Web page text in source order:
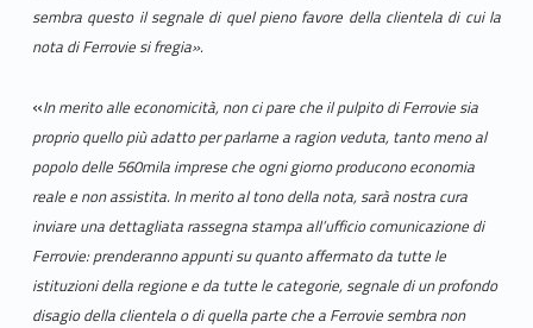
sembra questo il segnale di quel pieno favore della clientela di cui la
nota di Ferrovie si fregia».
«In merito alle economicità, non ci pare che il pulpito di Ferrovie sia
proprio quello più adatto per parlarne a ragion veduta, tanto meno al
popolo delle 560mila imprese che ogni giorno producono economia
reale e non assistita. In merito al tono della nota, sarà nostra cura
inviare una dettagliata rassegna stampa all’ufficio comunicazione di
Ferrovie: prenderanno appunti su quanto affermato da tutte le
istituzioni della regione e da tutte le categorie, segnale di un profondo
disagio della clientela o di quella parte che a Ferrovie sembra non